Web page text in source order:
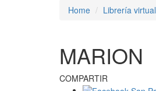
Home
Librería virtual
MARION
COMPARTIR